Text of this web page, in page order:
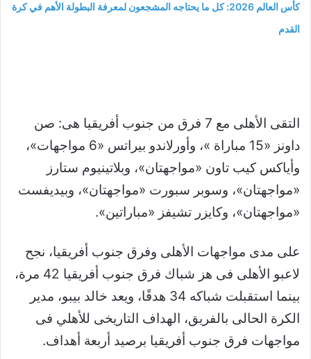
كأس العالم 2026: كل ما يحتاجه المشجعون لمعرفة البطولة الأهم في كرة
القدم
التقى الأهلى مع 7 فرق من جنوب أفريقيا هى: صن
داونز «15 مباراة »، وأورلاندو بيراتس «6 مواجهات»،
وأياكس كيب تاون «مواجهتان»، وبلاتينيوم ستارز
«مواجهتان»، وسوبر سبورت «مواجهتان»، وبيديفست
«مواجهتان»، وكايزر تشيفز «مباراتين».
على مدى مواجهات الأهلى وفرق جنوب أفريقيا، نجح
لاعبو الأهلى فى هز شباك فرق جنوب أفريقيا 42 مرة،
بينما استقبلت شباكه 34 هدفًا، ويعد خالد بيبو، مدير
الكرة الحالى بالفريق، الهداف التاريخى للأهلي فى
مواجهات فرق جنوب أفريقيا برصيد أربعة أهداف.